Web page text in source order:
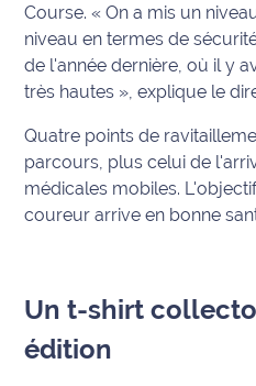
Qui
sommes
nous ?
Devenir
annonceur
Recrutement
générales
Course.« On a mis un
niveau en termes de
de l'année dernière, où il y
très hautes » , explique le
Quatre points de
parcours, plus celui de
médicales mobiles.
coureur arrive en bonne
Un t-shirt
édition